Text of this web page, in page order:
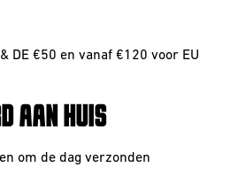
DE €50 en vanaf €120 voor EU
AAN HUIS
om de dag verzonden